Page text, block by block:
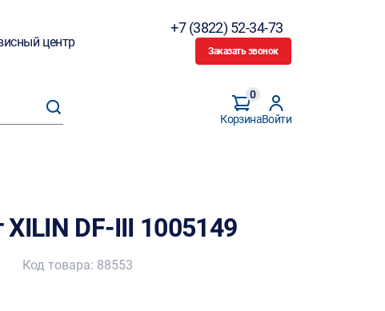
центр
+7 (3822) 52-34-73
Заказать звонок
Корзина
0
Войти
DF-III 1005149
Код товара: 88553